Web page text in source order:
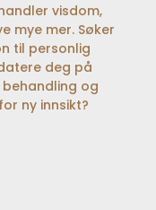
visdom,
mye mer. Søker
til personlig
deg på
og
ny innsikt?